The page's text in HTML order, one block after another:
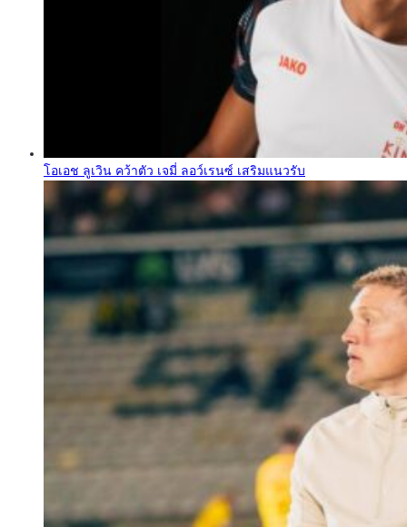
โอเอช ลูเวิน คว้าตัว เจมี่ ลอว์เรนซ์ เสริมแนวรับ